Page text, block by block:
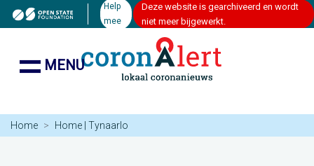
Help
mee
Deze website is gearchiveerd en wordt
niet meer bijgewerkt.
MENU
Home Home | Tynaarlo